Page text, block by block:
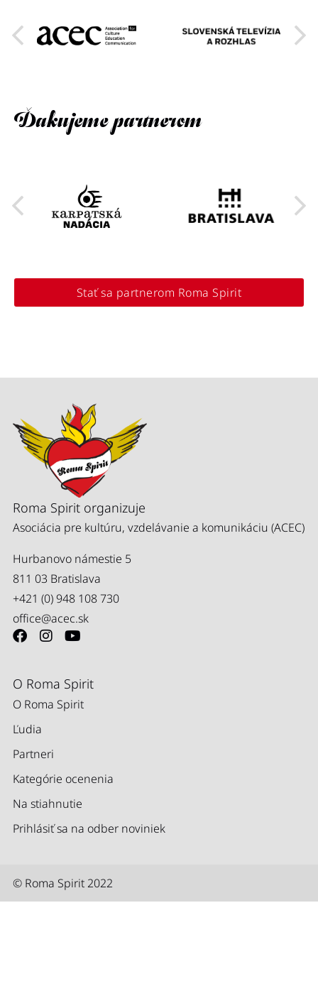
Ďakujeme partnerom
Stať sa partnerom Roma Spirit
Roma Spirit organizuje
Asociácia pre kultúru, vzdelávanie a komunikáciu (ACEC)
Hurbanovo námestie 5
811 03 Bratislava
+421 (0) 948 108 730
office@acec.sk
O Roma Spirit
O Roma Spirit
Ľudia
Partneri
Kategórie ocenenia
Na stiahnutie
Prihlásiť sa na odber noviniek
© Roma Spirit 2022